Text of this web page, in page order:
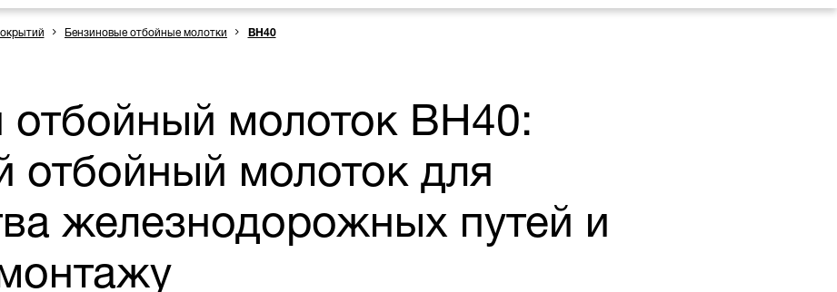
Бензиновые отбойные молотки BH40
молоток BH40:
отбойный молоток для
железнодорожных путей и